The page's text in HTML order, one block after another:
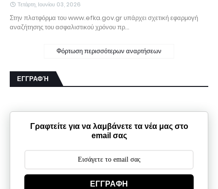
Τετάρτη, Ιουνίου 03, 2026
Στην πλατφόρμα του www.efka.gov.gr υπάρχει σχετική εφαρμογή
αναζήτησης του ασφαλιστικού χρόνου πρ…
Φόρτωση περισσότερων αναρτήσεων
ΕΓΓΡΑΦΉ
Γραφτείτε για να λαμβάνετε τα νέα μας στο
email σας
ΕΓΓΡΑΦΗ